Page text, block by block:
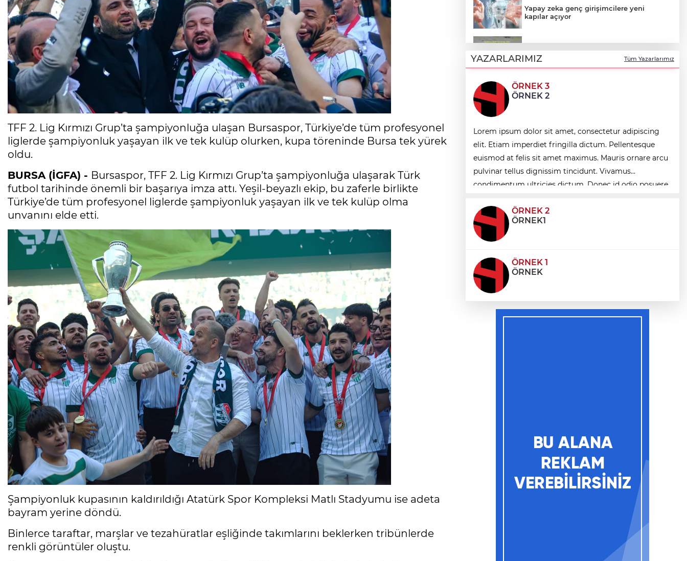
TFF 2. Lig Kırmızı Grup’ta şampiyonluğa ulaşan Bursaspor, Türkiye’de tüm profesyonel
liglerde şampiyonluk yaşayan ilk ve tek kulüp olurken, kupa töreninde Bursa tek yürek
oldu.
BURSA (İGFA) - Bursaspor, TFF 2. Lig Kırmızı Grup’ta şampiyonluğa ulaşarak Türk
futbol tarihinde önemli bir başarıya imza attı. Yeşil-beyazlı ekip, bu zaferle birlikte
Türkiye’de tüm profesyonel liglerde şampiyonluk yaşayan ilk ve tek kulüp olma
unvanını elde etti.
Şampiyonluk kupasının kaldırıldığı Atatürk Spor Kompleksi Matlı Stadyumu ise adeta
bayram yerine döndü.
Binlerce taraftar, marşlar ve tezahüratlar eşliğinde takımlarını beklerken tribünlerde
renkli görüntüler oluştu.
Yapay zeka genç girişimcilere yeni
kapılar açıyor
253 kilo esrar ele geçirildi
Keşan Kent Konseyi'nden muhtarlara
nezaket ziyareti
İstanbul Maltepe’de çocuklar kitapların
renkli dünyasında
Edirne Keşan’dan Elazığ'a gönül köprüsü
YAZARLARIMIZ Tüm Yazarlarımız
ÖRNEK 3
ÖRNEK 2
Lorem ipsum dolor sit amet, consectetur adipiscing
elit. Etiam imperdiet fringilla dictum. Pellentesque
euismod at felis sit amet maximus. Mauris ornare arcu
pulvinar tellus dignissim tincidunt. Vivamus
condimentum ultricies dictum. Donec id odio posuere,
ÖRNEK 2
ÖRNEK1
ÖRNEK 1
ÖRNEK